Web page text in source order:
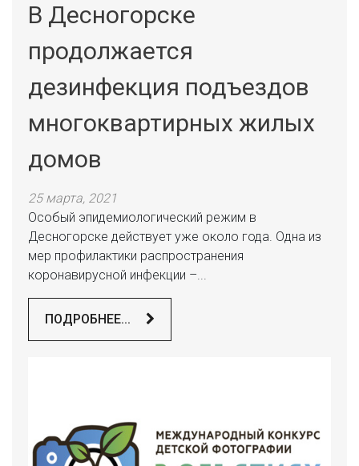
В Десногорске
продолжается
дезинфекция подъездов
многоквартирных жилых
домов
25 марта, 2021
Особый эпидемиологический режим в
Десногорске действует уже около года. Одна из
мер профилактики распространения
коронавирусной инфекции –...
ПОДРОБНЕЕ...